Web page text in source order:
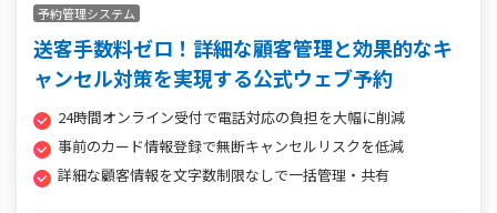
予約管理システム
送客手数料ゼロ！詳細な顧客管理と効果的なキ
ャンセル対策を実現する公式ウェブ予約
24時間オンライン受付で電話対応の負担を大幅に削減
事前のカード情報登録で無断キャンセルリスクを低減
詳細な顧客情報を文字数制限なしで一括管理・共有